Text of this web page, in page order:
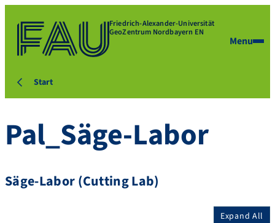
Friedrich-Alexander-Universität
GeoZentrum Nordbayern EN
Menu
Start
Pal_Säge-Labor
Säge-Labor (Cutting Lab)
Expand All